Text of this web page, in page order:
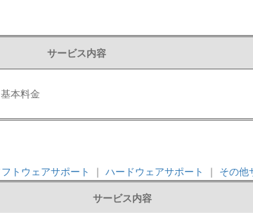
サービス内容
本料金
フトウェアサポート ｜ハードウェアサポート ｜ その他
サービス内容